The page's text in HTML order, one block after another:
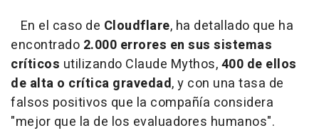
En el caso de Cloudflare, ha detallado que ha
encontrado 2.000 errores en sus sistemas
críticos utilizando Claude Mythos,400 de ellos
de alta o crítica gravedad, y con una tasa de
falsos positivos que la compañía considera
"mejor que la de los evaluadores humanos".